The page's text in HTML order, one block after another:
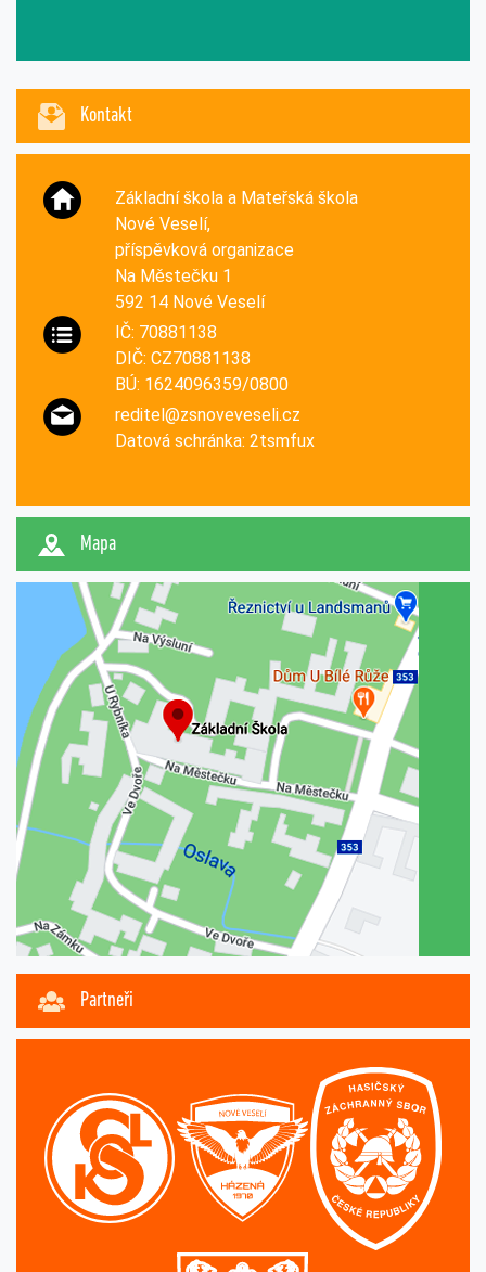
Kontakt
Základní škola a Mateřská škola
Nové Veselí,
příspěvková organizace
Na Městečku 1
592 14 Nové Veselí
IČ: 70881138
DIČ: CZ70881138
BÚ: 1624096359/0800
reditel@zsnoveveseli.cz
Datová schránka: 2tsmfux
Mapa
Partneři